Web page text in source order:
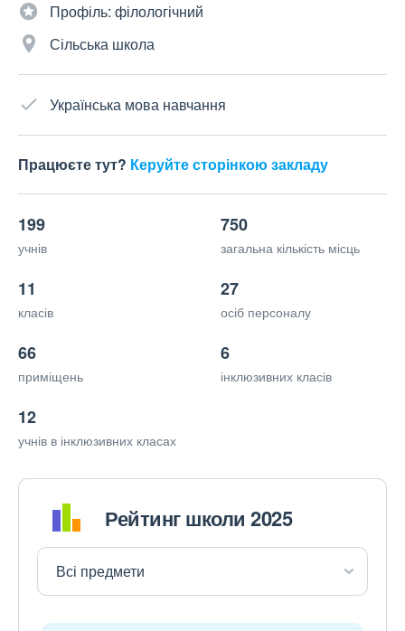
Профіль: філологічний
Сільська школа
Українська мова навчання
Працюєте тут? Керуйте сторінкою закладу
199
учнів
750
загальна кількість місць
11
класів
27
осіб персоналу
66
приміщень
6
інклюзивних класів
12
учнів в інклюзивних класах
Рейтинг школи 2025